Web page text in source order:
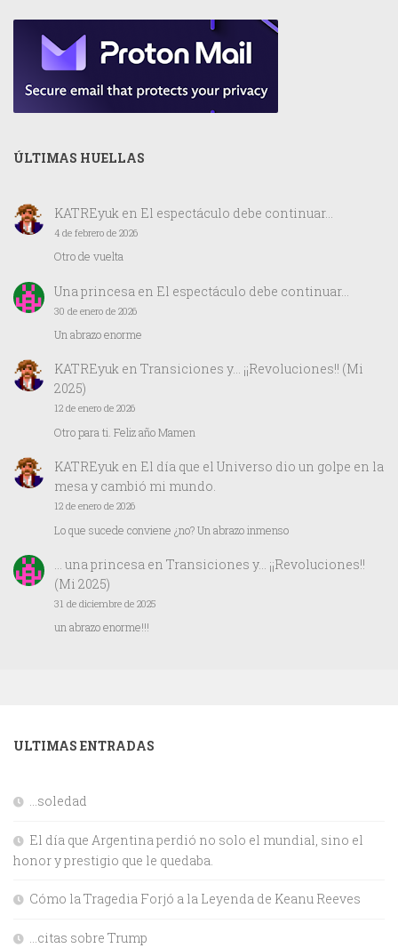
ÚLTIMAS HUELLAS
KATREyuken El espectáculo debe continuar…
4 de febrero de 2026
Otro de vuelta
Una princesa en El espectáculo debe continuar…
30 de enero de 2026
Un abrazo enorme
KATREyuken Transiciones y… ¡¡Revoluciones!! (Mi
2025)
12 de enero de 2026
Otro para ti. Feliz año Mamen
KATREyuken El día que el Universo dio un golpe en la
mesa y cambió mi mundo.
12 de enero de 2026
Lo que sucede conviene ¿no? Un abrazo inmenso
… una princesa en Transiciones y… ¡¡Revoluciones!!
(Mi 2025)
31 de diciembre de 2025
un abrazo enorme!!!
ULTIMAS ENTRADAS
…soledad
El día que Argentina perdió no solo el mundial, sino el
honor y prestigio que le quedaba.
Cómo la Tragedia Forjó a la Leyenda de Keanu Reeves
…citas sobre Trump